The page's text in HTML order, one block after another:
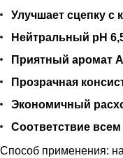
Улучшает сцепку с
Нейтральный pH
Приятный аромат
Прозрачная
Экономичный
Соответствие
Способ применения: